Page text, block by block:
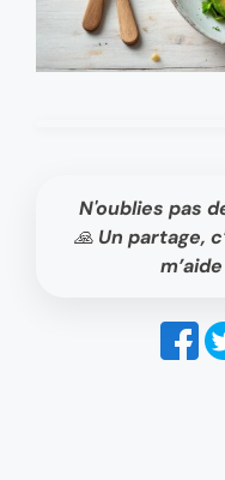
N'oublies pas
🙏 Un partage,